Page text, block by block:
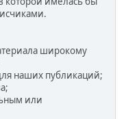
широкому
наших публикаций;
или